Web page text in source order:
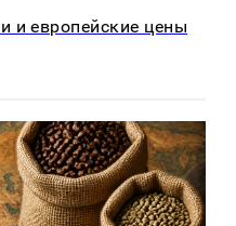
и европейские цены